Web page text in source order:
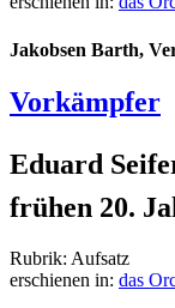
Jakobsen Barth,
Vorkämpfer
Eduard
frühen 20.
Rubrik: Aufsatz
erschienen in: das